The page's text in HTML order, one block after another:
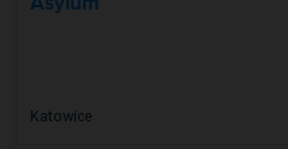
Katowice